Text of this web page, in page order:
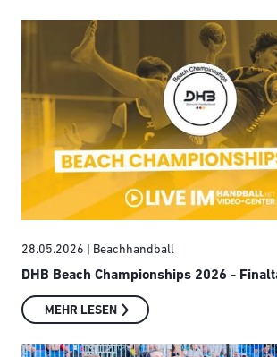
28.05.2026 | Beachhandball
DHB Beach Championships 2026 -
MEHR LESEN